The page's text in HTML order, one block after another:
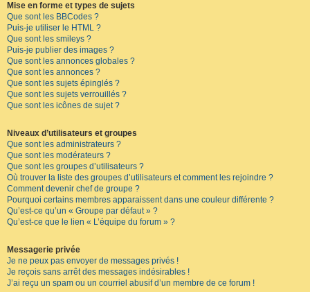
Mise en forme et types de sujets
Que sont les BBCodes ?
Puis-je utiliser le HTML ?
Que sont les smileys ?
Puis-je publier des images ?
Que sont les annonces globales ?
Que sont les annonces ?
Que sont les sujets épinglés ?
Que sont les sujets verrouillés ?
Que sont les icônes de sujet ?
Niveaux d’utilisateurs et groupes
Que sont les administrateurs ?
Que sont les modérateurs ?
Que sont les groupes d’utilisateurs ?
Où trouver la liste des groupes d’utilisateurs et comment les rejoindre ?
Comment devenir chef de groupe ?
Pourquoi certains membres apparaissent dans une couleur différente ?
Qu’est-ce qu’un « Groupe par défaut » ?
Qu’est-ce que le lien « L’équipe du forum » ?
Messagerie privée
Je ne peux pas envoyer de messages privés !
Je reçois sans arrêt des messages indésirables !
J’ai reçu un spam ou un courriel abusif d’un membre de ce forum !